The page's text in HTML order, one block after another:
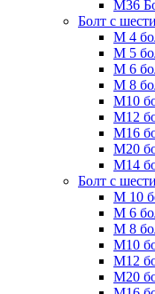
М36
Болт с
М 4
М 5
М 6
М 8
М10
М12
М16
М20
М14
Болт с
М 10
М 6
М 8
М10
М12
М20